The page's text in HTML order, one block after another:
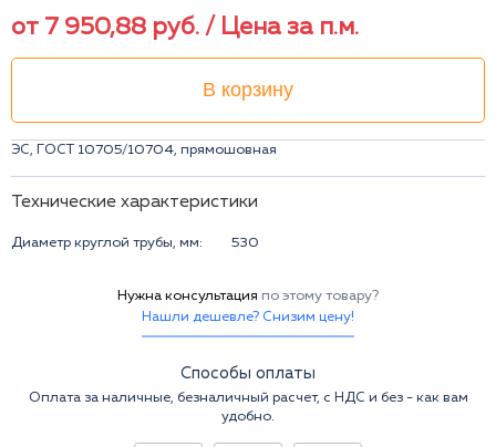
от 7 950,88 руб. / Цена за п.м.
В корзину
ЭС, ГОСТ 10705/10704, прямошовная
Технические характеристики
Диаметр круглой трубы, мм: 530
Нужна консультация по этому товару?
Нашли дешевле? Снизим цену!
Способы оплаты
Оплата за наличные, безналичный расчет, с НДС и без - как вам
удобно.